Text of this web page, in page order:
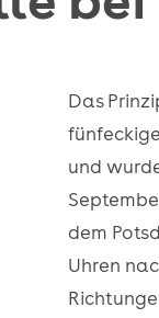
Das
und
dem
Uhren